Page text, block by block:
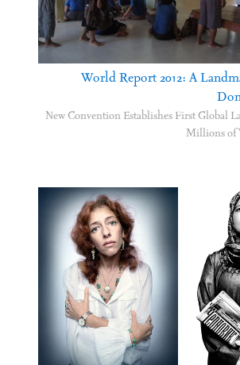
World Report 2012: A
New Convention Establishes First Global
Millions of